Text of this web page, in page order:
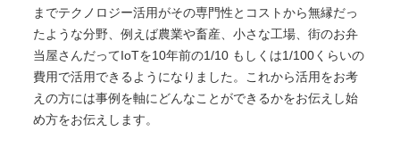
までテクノロジー活用がその専門性とコストから無縁だっ
たような分野、例えば農業や畜産、小さな工場、街のお弁
当屋さんだってIoTを10年前の1/10 もしくは1/100くらいの
費用で活用できるようになりました。これから活用をお考
えの方には事例を軸にどんなことができるかをお伝えし始
め方をお伝えします。